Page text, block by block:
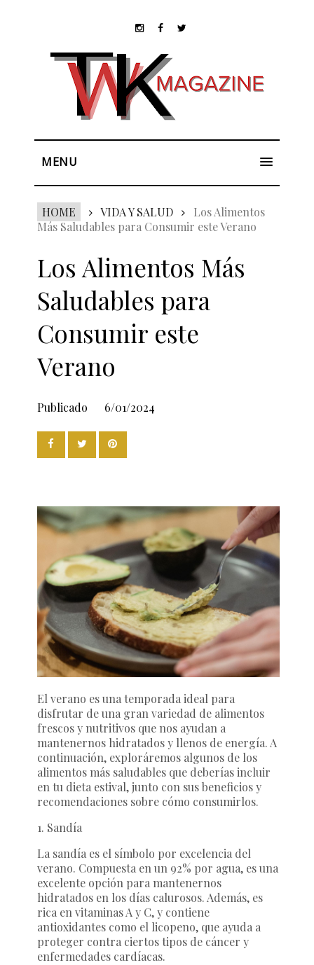
MENU
HOME VIDA Y SALUD
Los Alimentos
Más Saludables para Consumir este Verano
Los Alimentos Más
Saludables para
Consumir este
Verano
Publicado 6/01/2024
El verano es una temporada ideal para
disfrutar de una gran variedad de alimentos
frescos y nutritivos que nos ayudan a
mantenernos hidratados y llenos de energía. A
continuación, exploráremos algunos de los
alimentos más saludables que deberías incluir
en tu dieta estival, junto con sus beneficios y
recomendaciones sobre cómo consumirlos.
1. Sandía
La sandía es el símbolo por excelencia del
verano. Compuesta en un 92% por agua, es una
excelente opción para mantenernos
hidratados en los días calurosos. Además, es
rica en vitaminas A y C, y contiene
antioxidantes como el licopeno, que ayuda a
proteger contra ciertos tipos de cáncer y
enfermedades cardíacas.